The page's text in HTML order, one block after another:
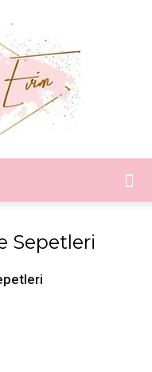
Sepetleri